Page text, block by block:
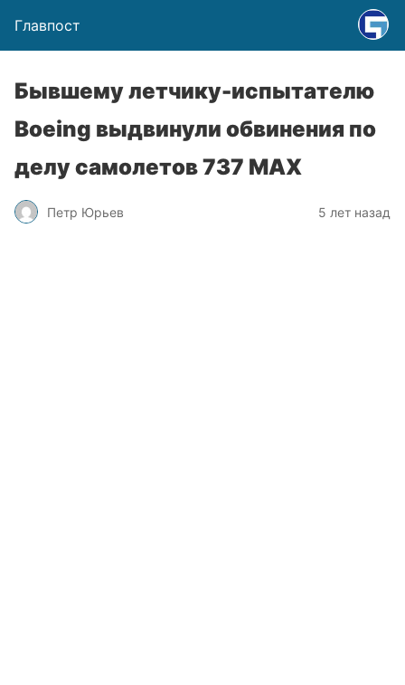
Главпост
Бывшему летчику-испытателю
Boeing выдвинули обвинения по
делу самолетов 737 MAX
Петр Юрьев 5 лет назад